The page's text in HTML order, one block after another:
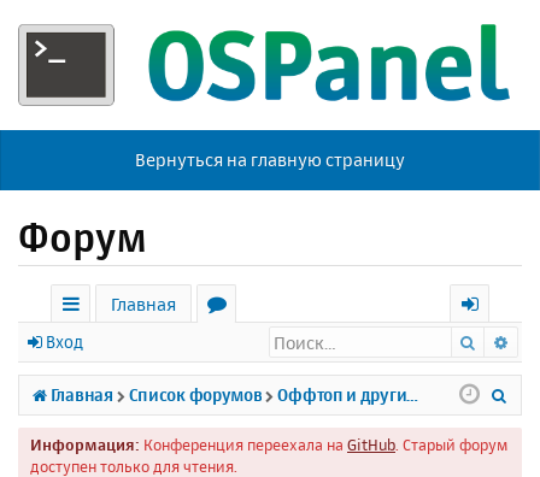
Вернуться на главную страницу
Форум
с
ы
л
к
Главная
р
у
м
х
о
д
Вход Поиск
Главная Список форумов
Информация: Конференция переехала на GitHub . Старый форум
доступен только для чтения.